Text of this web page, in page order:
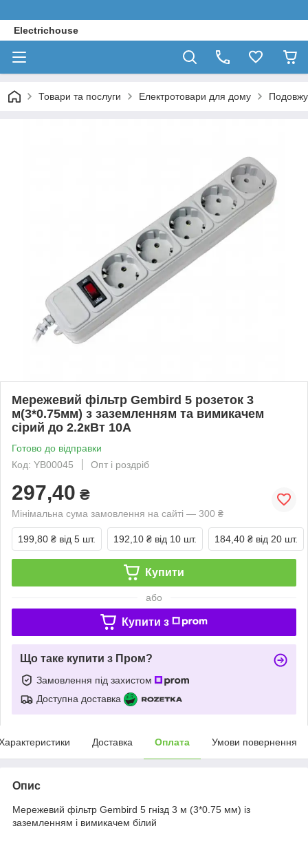
Electrichouse
Товари та послуги Електротовари для дому
Мережевий фільтр Gembird 5 розеток 3
м(3*0.75мм) з заземленням та вимикачем
сірий до 2.2кВт 10А
Готово до відправки
Код: YB00045
Опт і роздріб
297,40 ₴
Мінімальна сума замовлення на сайті — 300 ₴
199,80 ₴ від 5 шт. 192,10 ₴ від 10 шт. 184,40 ₴ від 20 шт.
Купити
або
Купити з
Що таке купити з Пром?
Замовлення під захистом
Доступна доставка
Доставка Оплата Умови повернення
Опис
Мережевий фільтр Gembird 5 гнізд 3 м (3*0.75 мм) із
заземленням і вимикачем білий